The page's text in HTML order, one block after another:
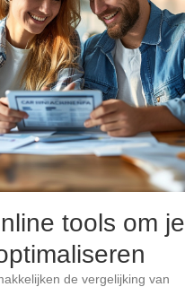
tools om je
de vergelijking van